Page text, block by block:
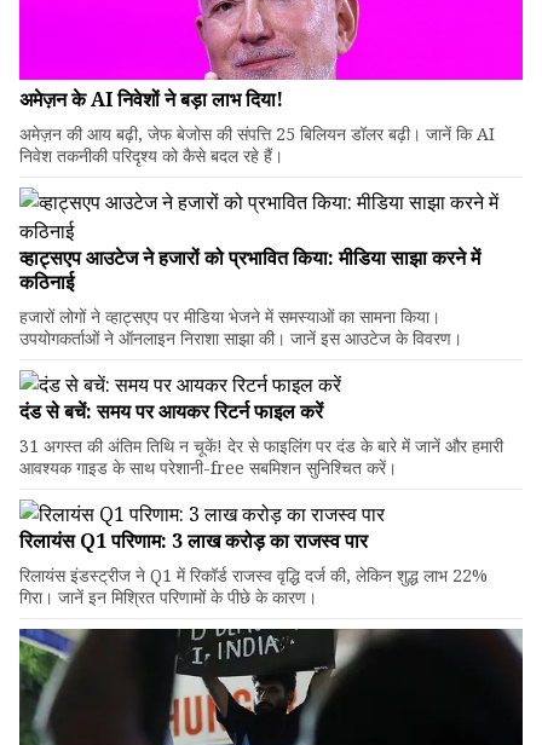
अमेज़न के AI निवेशों ने बड़ा लाभ दिया!
अमेज़न की आय बढ़ी, जेफ बेजोस की संपत्ति 25 बिलियन डॉलर बढ़ी। जानें कि AI
निवेश तकनीकी परिदृश्य को कैसे बदल रहे हैं।
व्हाट्सएप आउटेज ने हजारों को प्रभावित किया: मीडिया साझा करने में
कठिनाई
हजारों लोगों ने व्हाट्सएप पर मीडिया भेजने में समस्याओं का सामना किया।
उपयोगकर्ताओं ने ऑनलाइन निराशा साझा की। जानें इस आउटेज के विवरण।
दंड से बचें: समय पर आयकर रिटर्न फाइल करें
31 अगस्त की अंतिम तिथि न चूकें! देर से फाइलिंग पर दंड के बारे में जानें और हमारी
आवश्यक गाइड के साथ परेशानी-free सबमिशन सुनिश्चित करें।
रिलायंस Q1 परिणाम: ₹3 लाख करोड़ का राजस्व पार
रिलायंस इंडस्ट्रीज ने Q1 में रिकॉर्ड राजस्व वृद्धि दर्ज की, लेकिन शुद्ध लाभ 22%
गिरा। जानें इन मिश्रित परिणामों के पीछे के कारण।